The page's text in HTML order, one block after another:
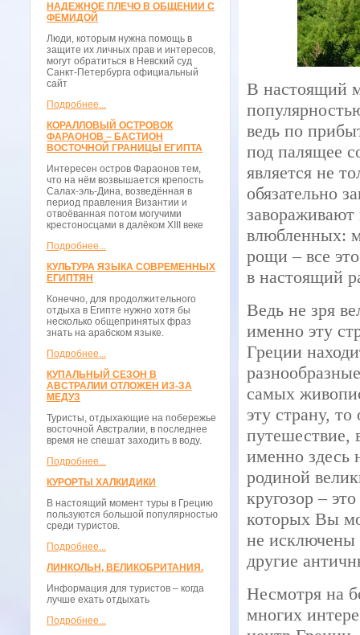
НАДЕЖНОЕ ПЛЕЧО В ОБЩЕНИИ С
ФЕМИДОЙ
Люди, которым нужна помощь в
защите их личных прав и интересов,
могут обратиться в Невский суд
Санкт-Петербурга официальный
сайт
Подробнее...
КОРАЛЛОВЫЙ ОСТРОВОК
ФАРАОНОВ – БАСТИОН
ВОСТОЧНОЙ ГРАНИЦЫ ЕГИПТА
Интересен остров Фараонов тем,
что на нём возвышается крепость
Салах-эль-Дина, возведённая в
период правления Византии и
отвоёванная потом могучими
крестоносцами в далёком XIII веке
Подробнее...
КУЛЬТУРА ЯЗЫКА СОВРЕМЕННЫХ
ЕГИПТЯН
Конечно, для продолжительного
отдыха в Египте нужно хотя бы
несколько общепринятых фраз
знать на арабском языке.
Подробнее...
КУПАЛЬНЫЙ СЕЗОН В
АВСТРАЛИИ ОТЛОЖЕН ИЗ-ЗА
МЕДУЗ
Туристы, отдыхающие на побережье
восточной Австралии, в последнее
время не спешат заходить в воду.
Подробнее...
КУРОРТЫ ХАЛКИДИКИ
В настоящий момент туры в Грецию
пользуются большой популярностью
среди туристов.
Подробнее...
ЛИНКОЛЬН, ВЕЛИКОБРИТАНИЯ.
Информация для туристов – когда
лучше ехать отдыхать
Подробнее...
В настоящий
ведь по
под палящее
является не
обязательно
завораживают
влюбленных:
рощи – все
в настоящий
Ведь не зря
именно эту
Греции
самых
эту страну,
путешествие,
именно здесь
родиной
кругозор –
которых Вы
не исключены
другие
Несмотря на
многих